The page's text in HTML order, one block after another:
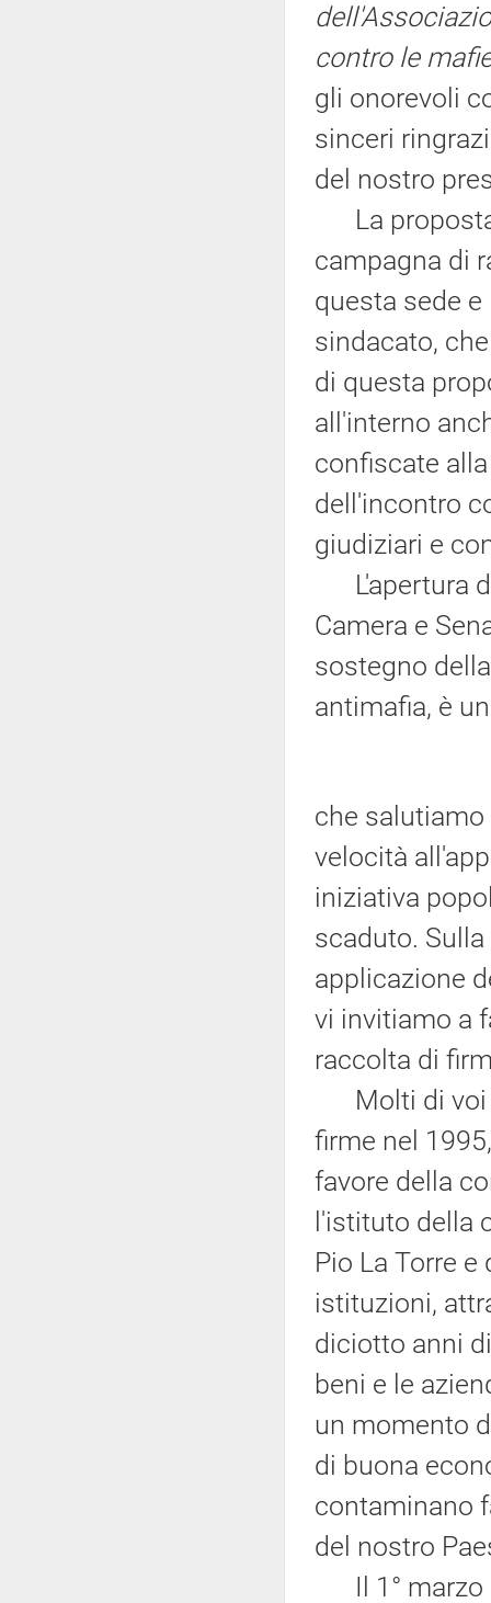
contro le
gli onorevoli
sinceri
del nostro
La proposta
campagna di
questa sede
sindacato,
di questa
all'interno
confiscate
dell'incontro
giudiziari e
L'apertura
Camera e
sostegno
antimafia, è
che
velocità
iniziativa
scaduto.
applicazione
vi invitiamo a
raccolta di
Molti di voi
firme nel
favore della
l'istituto della
Pio La Torre
istituzioni,
diciotto anni
beni e le
un momento
di buona
contaminano
del nostro
Il 1° marzo